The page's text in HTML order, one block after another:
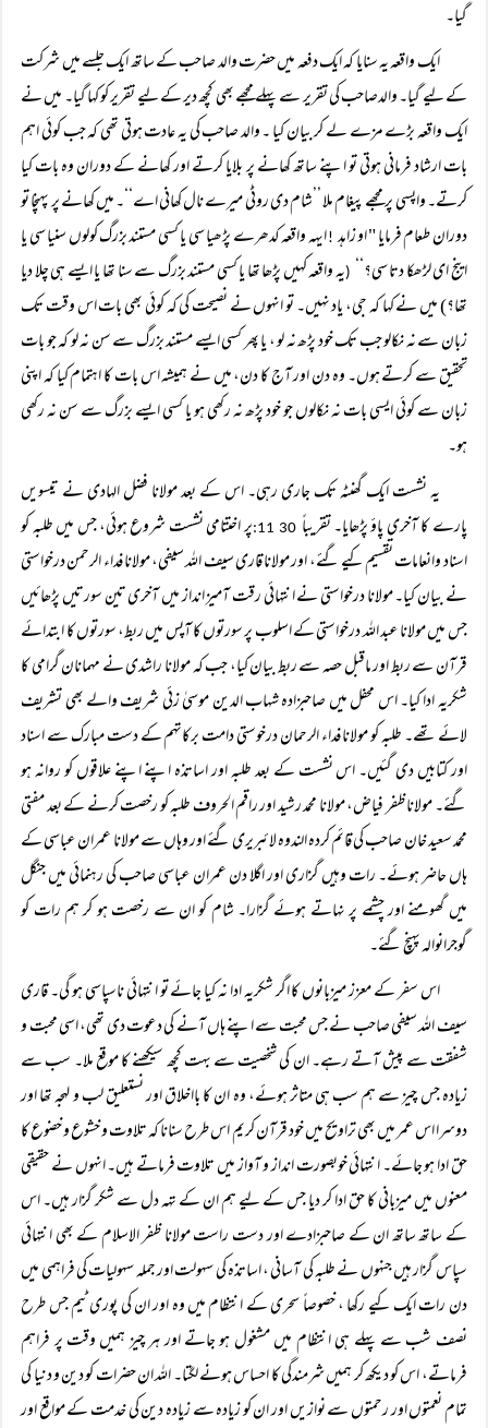
گیا۔
ایک واقعہ یہ سنایا کہ ایک دفعہ میں حضرت والد صاحب کے ساتھ ایک جلسے میں شرکت
کے لیے گیا۔ والدصاحب کی تقریر سے پہلے مجھے بھی کچھ دیر کے لیے تقریر کو کہا گیا۔ میں نے
ایک واقعہ بڑے مزے لے کر بیان کیا ۔ والد صاحب کی یہ عادت ہوتی تھی کہ جب کوئی اہم
بات ارشاد فرمانی ہوتی تو اپنے ساتھ کھانے پر بلایا کرتے اور کھانے کے دوران وہ بات کیا
کرتے۔ واپسی پر مجھے پیغام ملا ’’شام دی روٹی میرے نال کھانی اے‘‘۔ میں کھانے پر پہنچا تو
دوران طعام فرمایا " او زاہد!ایہہ واقعہ کدھرے پڑھیا سی یا کسی مستند بزرگ کولوں سنیا سی یا
اینج ای لڑھکا دتا سی؟‘‘
(یہ واقعہ کہیں پڑھا تھا یا کسی مستند بزرگ سے سنا تھا یا ایسے ہی چلا دیا
تھا؟) میں نے کہا کہ جی، یاد نہیں۔ تو انہوں نے نصیحت کی کہ کوئی بھی بات اس وقت تک
زبان سے نہ نکالو جب تک خود پڑھ نہ لو ، یا پھر کسی ایسے مستند بزرگ سے سن نہ لو کہ جو بات
تحقیق سے کرتے ہوں۔ وہ دن اور آج کا دن، میں نے ہمیشہ اس بات کا اہتمام کیا کہ اپنی
زبان سے کوئی ایسی بات نہ نکالوں جو خود پڑھ نہ رکھی ہو یا کسی ایسے بزرگ سے سن نہ رکھی
ہو۔
یہ نشست ایک گھنٹہ تک جاری رہی۔ اس کے بعد مولانا فضل الہادی نے تیسویں
پارے کا آخری پاؤ پڑھایا۔ تقریباً
پر اختتامی نشست شروع ہوئی، جس میں طلبہ کو
اسناد وانعامات تقسیم کیے گئے، اور مولانا قاری سیف اللہ سیفی، مولانا فداء الرحمن درخواستی
نے بیان کیا۔ مولانا درخواستی نے انتہائی رقت آمیز انداز میں آخری تین سورتیں پڑھائیں
جس میں مولانا عبد اللہ درخواستی کے اسلوب پر سورتوں کا آپس میں ربط، سورتوں کا ابتدائے
قرآن سے ربط اور ماقبل حصہ سے ربط بیان کیا، جب کہ مولانا راشدی نے مہمانان گرامی کا
شکریہ ادا کیا۔ اس محفل میں صاحبزادہ شہاب الدین موسیٰ زئی شریف والے بھی تشریف
لائے تھے۔ طلبہ کو مولانا فداء الرحمان درخوستی دامت برکاتہم کے دست مبارک سے اسناد
اور کتابیں دی گئیں۔ اس نشست کے بعد طلبہ اور اساتذہ اپنے اپنے علاقوں کو روانہ ہو
گئے۔ مولانا ظفر فیاض، مولانا محمد رشید اور راقم الحروف طلبہ کو رخصت کرنے کے بعد مفتی
محمد سعید خان صاحب کی قائم کردہ الندوہ لائبریری گئے اور وہاں سے مولانا عمران عباسی کے
ہاں حاضر ہوئے۔ رات وہیں گزاری اور اگلا دن عمران عباسی صاحب کی رہنمائی میں جنگل
میں گھومنے اور چشمے پر نہاتے ہوئے گزارا۔ شام کو ان سے رخصت ہو کر ہم رات کو
گوجرانوالہ پہنچ گئے۔
اس سفر کے معزز میزبانوں کا اگر شکریہ ادا نہ کیا جائے تو انتہائی ناسپاسی ہو گی۔ قاری
سیف اللہ سیفی صاحب نے جس محبت سے اپنے ہاں آنے کی دعوت دی تھی، اسی محبت و
شفقت سے پیش آتے رہے۔ ان کی شخصیت سے بہت کچھ سیکھنے کا موقع ملا۔ سب سے
زیادہ جس چیز سے ہم سب ہی متاثر ہوئے، وہ ان کا بااخلاق اور نستعلیق لب و لہجہ تھا اور
دوسرا اس عمر میں بھی تراویح میں خود قرآن کریم اس طرح سنانا کہ تلاوت و خشوع و خضوع کا
حق ادا ہو جائے۔ انتہائی خوبصورت انداز و آواز میں تلاوت فرماتے ہیں۔ انہوں نے حقیقی
معنوں میں میزبانی کا حق ادا کر دیا جس کے لیے ہم ان کے تہہ دل سے شکر گزار ہیں۔ اس
کے ساتھ ساتھ ان کے صاحبزادے اور دست راست مولانا ظفر الاسلام کے بھی انتہائی
سپاس گزار ہیں جنہوں نے طلبہ کی آسانی ، اساتذہ کی سہولت اور جملہ سہولیات کی فراہمی میں
دن رات ایک کیے رکھا ، خصوصاً سحری کے انتظام میں وہ اور ان کی پوری ٹیم جس طرح
نصف شب سے پہلے ہی انتظام میں مشغول ہو جاتے اور ہر چیز ہمیں وقت پر فراہم
فرماتے، اس کو دیکھ کر ہمیں شرمندگی کا احساس ہونے لگتا۔ اللہ ان حضرات کو دین و دنیا کی
تمام نعمتوں اور رحمتوں سے نوازیں اور ان کو زیادہ سے زیادہ دین کی خدمت کے مواقع اور